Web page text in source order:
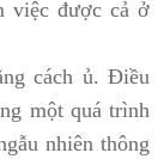
việc được cả ở
cách ủ. Điều
một quá trình
nhiên thông